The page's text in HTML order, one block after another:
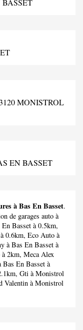
MONISTROL
EN BASSET
à Bas En Basset.
de garages auto à
En Basset à 0.5km,
0.6km, Eco Auto à
à Bas En Basset à
2km, Meca Alex
Bas En Basset à
Gti à Monistrol
Valentin à Monistrol